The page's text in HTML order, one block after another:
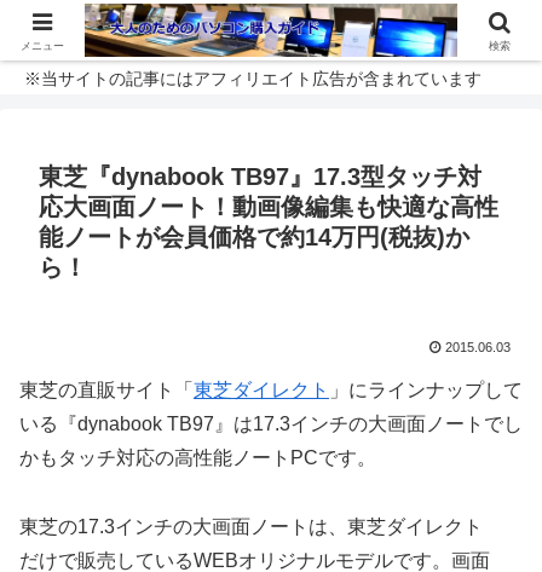
※当サイトの記事にはアフィリエイト広告が含まれています
東芝『dynabook TB97』17.3型タッチ対
応大画面ノート！動画像編集も快適な高性
能ノートが会員価格で約14万円(税抜)か
ら！
2015.06.03
東芝の直販サイト「 東芝ダイレクト 」にラインナップして
いる『dynabook TB97』は17.3インチの大画面ノートでし
かもタッチ対応の高性能ノートPCです。
東芝の17.3インチの大画面ノートは、東芝ダイレクト
だけで販売しているWEBオリジナルモデルです。画面
メニュー 検索